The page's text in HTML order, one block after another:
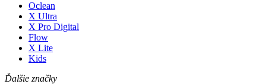
Oclean
X Ultra
X Pro Digital
Flow
X Lite
Kids
Ďalšie značky